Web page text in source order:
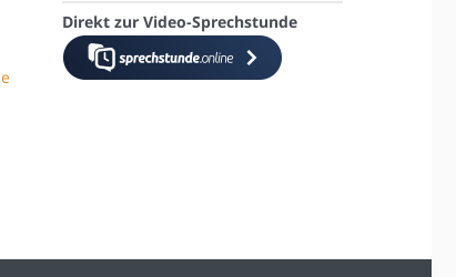
Direkt zur Video-Sprechstunde